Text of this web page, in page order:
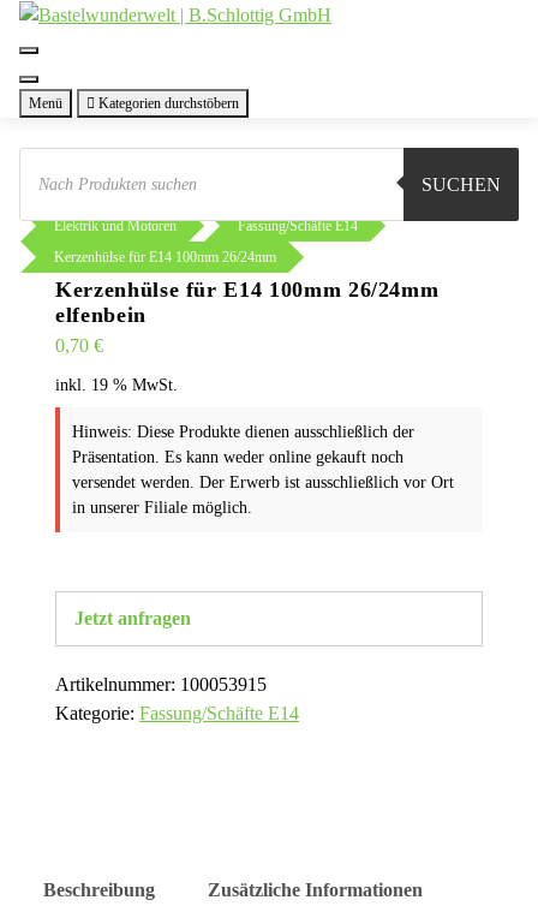
Zum
Menü Kategorien durchstöbern
Products
search
SUCHEN
Sie sind hier: Shop
Elektrik und Motoren
Fassung/Schäfte E14
Kerzenhülse für E14 100mm 26/24mm
Kerzenhülse für E14 100mm 26/24mm
elfenbein
0,70 €
inkl. 19 % MwSt.
Hinweis: Diese Produkte dienen ausschließlich der
Präsentation. Es kann weder online gekauft noch
versendet werden. Der Erwerb ist ausschließlich vor Ort
in unserer Filiale möglich.
Jetzt anfragen
Artikelnummer: 100053915
Kategorie: Fassung/Schäfte E14
Beschreibung Zusätzliche Informationen